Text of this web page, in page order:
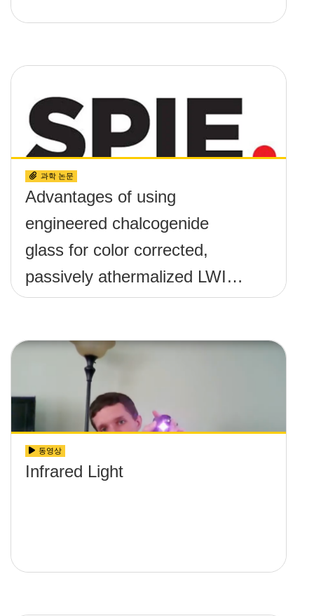
과학 논문
Advantages of using
engineered chalcogenide
glass for color corrected,
passively athermalized LWIR
imaging systems
동영상
Infrared Light